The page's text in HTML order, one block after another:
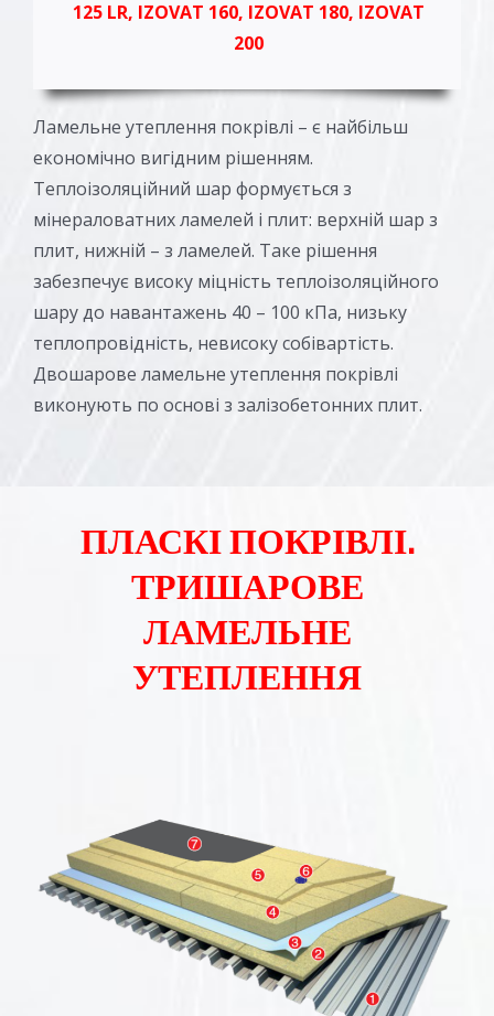
125 LR, IZOVAT 160, IZOVAT 180, IZOVAT
200
Ламельне утеплення покрівлі – є найбільш
економічно вигідним рішенням.
Теплоізоляційний шар формується з
мінераловатних ламелей і плит: верхній шар з
плит, нижній – з ламелей. Таке рішення
забезпечує високу міцність теплоізоляційного
шару до навантажень 40 – 100 кПа, низьку
теплопровідність, невисоку собівартість.
Двошарове ламельне утеплення покрівлі
виконують по основі з залізобетонних плит.
ПЛАСКІ ПОКРІВЛІ.
ТРИШАРОВЕ
ЛАМЕЛЬНЕ
УТЕПЛЕННЯ